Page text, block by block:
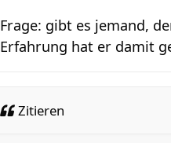
Frage: gibt es jemand,
Erfahrung hat er damit
Zitieren